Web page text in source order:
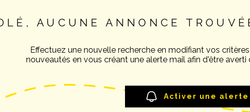
AUCUNE ANNONCE
Effectuez une nouvelle recherche en modifiant vos
nouveautés en vous créant une alerte mail afin d'être averti
Activer une alerte